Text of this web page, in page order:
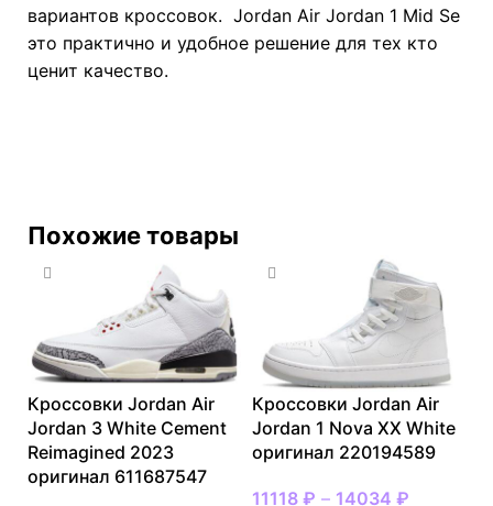
вариантов кроссовок. Jordan Air Jordan 1 Mid Se
это практично и удобное решение для тех кто
ценит качество.
Похожие товары
Кроссовки Jordan Air
Jordan 3 White Cement
Reimagined 2023
оригинал 611687547
Кроссовки Jordan Air
Jordan 1 Nova XX White
оригинал 220194589
11118 ₽ – 14034 ₽